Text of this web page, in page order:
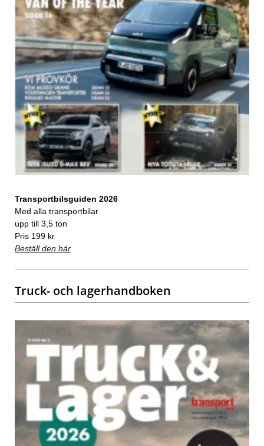
Transportbilsguiden 2026
Med alla transportbilar
upp till 3,5 ton
Pris 199 kr
Beställ den här
Truck- och lagerhandboken